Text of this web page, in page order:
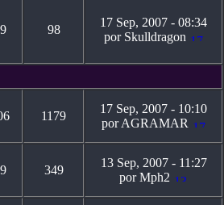
98
17 Sep, 2007 - 08:34
por Skulldragon
1179
17 Sep, 2007 - 10:10
por AGRAMAR
349
13 Sep, 2007 - 11:27
por Mph2